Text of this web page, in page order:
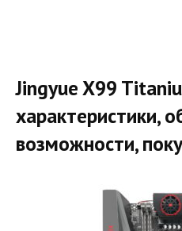
Jingyue X99
характеристики,
возможности,